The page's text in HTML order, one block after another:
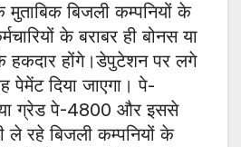
बिजली कम्पनियों के
के बराबर ही बोनस या
हकदार होंगे।डेपुटेशन पर लगे
पेमेंट दिया जाएगा। पे-
ग्रेड पे-4800 और इससे
रहे बिजली कम्पनियों के